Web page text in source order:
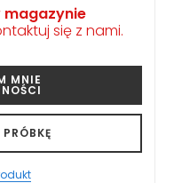
magazynie
się z nami.
MNIE